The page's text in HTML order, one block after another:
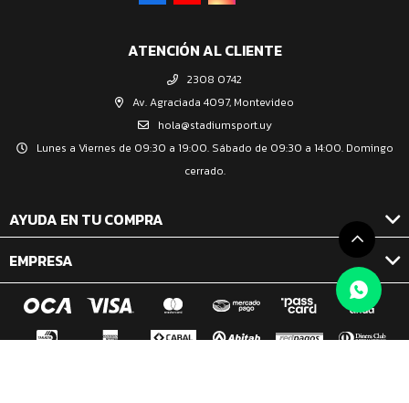
ATENCIÓN AL CLIENTE
2308 0742
Av. Agraciada 4097, Montevideo
hola@stadiumsport.uy
Lunes a Viernes de 09:30 a 19:00. Sábado de 09:30 a 14:00. Domingo
cerrado.
AYUDA EN TU COMPRA
EMPRESA